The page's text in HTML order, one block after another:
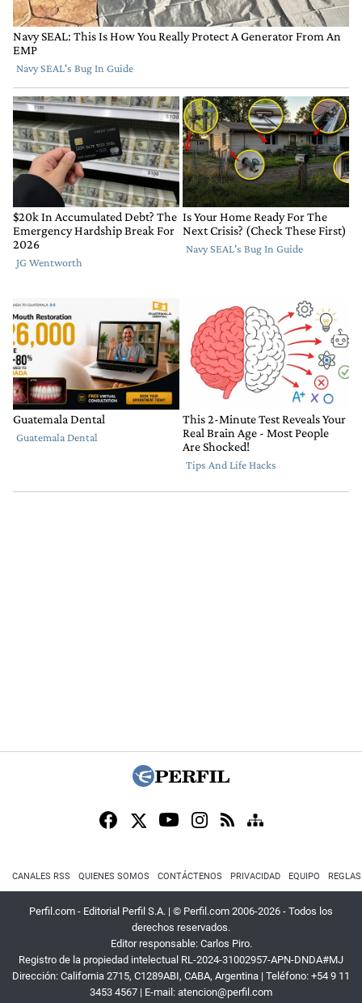
CANALES RSS QUIENES SOMOS CONTÁCTENOS PRIVACIDAD EQUIPO
Perfil.com - Editorial Perfil S.A. | © Perfil.com 2006-2026 - Todos los
derechos reservados.
Editor responsable: Carlos Piro.
Registro de la propiedad intelectual RL-2024-31002957-APN-DNDA#MJ
Dirección: California 2715, C1289ABI, CABA, Argentina | Teléfono: +54 9 11
3453 4567 | E-mail: atencion@perfil.com